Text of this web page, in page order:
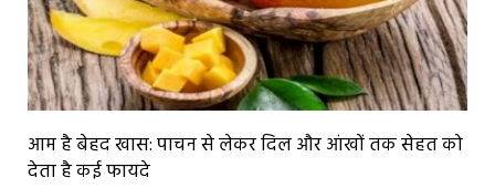
आम है बेहद खास: पाचन से लेकर दिल और आंखों तक सेहत को
देता है कई फायदे